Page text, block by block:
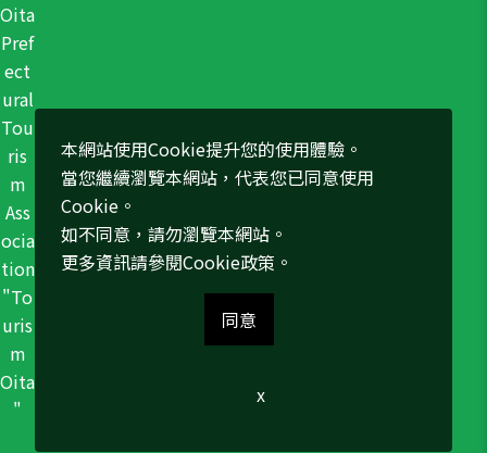
Oita
Pref
ect
ural
Tou
ris
m
Ass
ocia
tion
"To
uris
m
Oita
"
本網站使用Cookie提升您的使用體驗。
當您繼續瀏覽本網站，代表您已同意使用
Cookie。
如不同意，請勿瀏覽本網站。
更多資訊請參閱Cookie政策 。
同意
x